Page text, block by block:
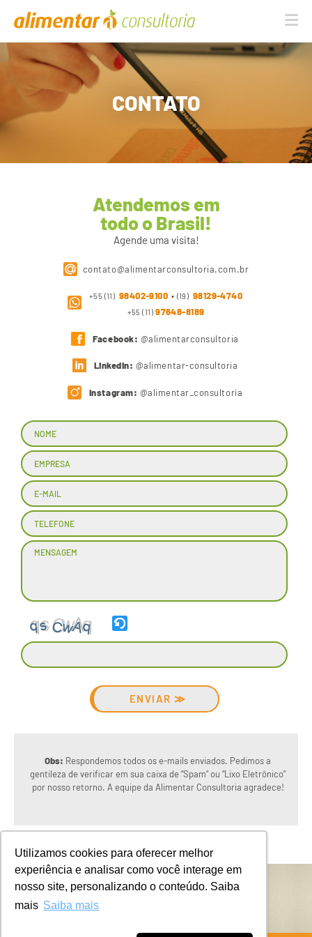
Utilizamos cookies para oferecer melhor
experiência e analisar como você interage em
nosso site, personalizando o conteúdo. Saiba
mais Saiba mais
CONTATO
Atendemos em
todo o Brasil!
Agende uma visita!
contato@alimentarconsultoria.com.br
+55 (11) 98402-9100 • (19) 98129-4740
+55 (11) 97648-8189
Facebook: @alimentarconsultoria
Linkedin: @alimentar-consultoria
Instagram: @alimentar_consultoria
the
CAPTCHA
you
are
human.
Obs: Respondemos todos os e-mails enviados. Pedimos a
gentileza de verificar em sua caixa de “Spam” ou “Lixo Eletrônico”
por nosso retorno. A equipe da Alimentar Consultoria agradece!